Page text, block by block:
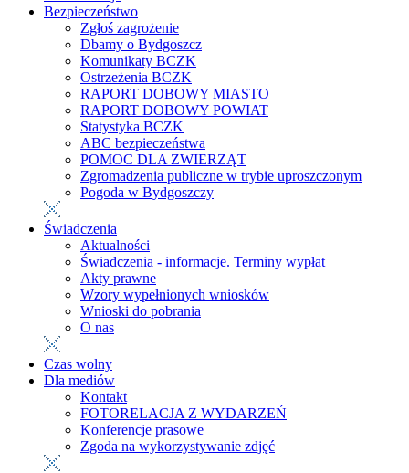
Bezpieczeństwo
Zgłoś zagrożenie
Dbamy o Bydgoszcz
Komunikaty BCZK
Ostrzeżenia BCZK
RAPORT DOBOWY MIASTO
RAPORT DOBOWY POWIAT
Statystyka BCZK
ABC bezpieczeństwa
POMOC DLA ZWIERZĄT
Zgromadzenia publiczne w trybie uproszczonym
Pogoda w Bydgoszczy
Świadczenia
Aktualności
Świadczenia - informacje. Terminy wypłat
Akty prawne
Wzory wypełnionych wniosków
Wnioski do pobrania
O nas
Czas wolny
Dla mediów
Kontakt
FOTORELACJA Z WYDARZEŃ
Konferencje prasowe
Zgoda na wykorzystywanie zdjęć